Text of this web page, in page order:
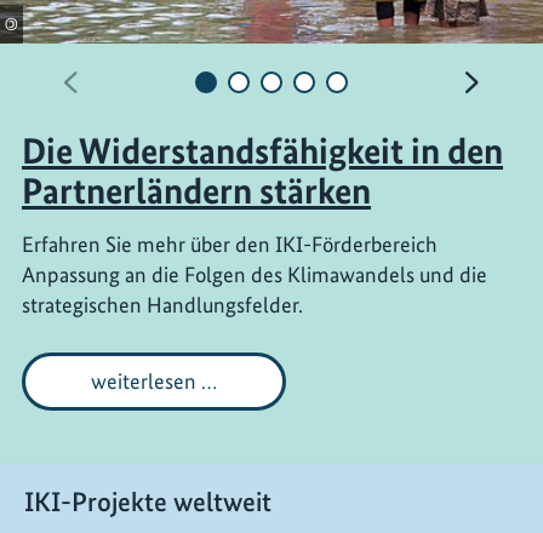
e
t
e
Vorherige
Die Widerstandsfähigkeit in den
Partnerländern stärken
Erfahren Sie mehr über den IKI-Förderbereich
Anpassung an die Folgen des Klimawandels und die
strategischen Handlungsfelder.
weiterlesen …
Widerstandsfähigkeit
stärken
©
Nächste
IKI-Projekte weltweit